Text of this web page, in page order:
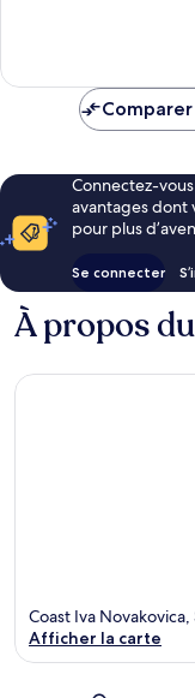
Connectez-
avantages dont
pour plus
Se connecter
À propos
Coast Iva
Afficher la carte